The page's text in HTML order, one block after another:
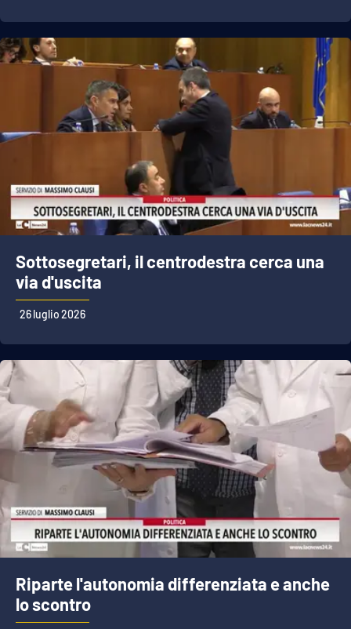
Sottosegretari, il centrodestra cerca una
via d'uscita
26 luglio 2026
Riparte l'autonomia differenziata e anche
lo scontro